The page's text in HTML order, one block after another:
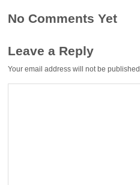
No Comments Yet
Leave a Reply
Your email address will not be published.